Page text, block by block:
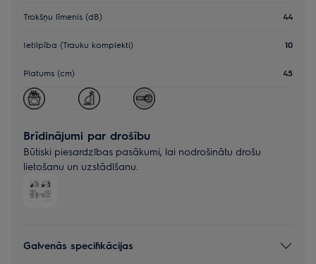
Trokšņu līmenis (dB) 44
Ietilpība (Trauku komplekti) 10
Platums (cm) 45
Brīdinājumi par drošību
Būtiski piesardzības pasākumi, lai nodrošinātu drošu
lietošanu un uzstādīšanu.
Galvenās specifikācijas